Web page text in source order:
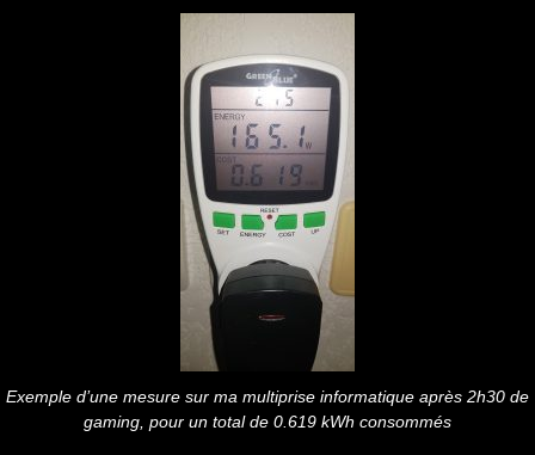
Exemple d’une mesure sur ma multiprise informatique après 2h30 de
gaming, pour un total de 0.619 kWh consommés